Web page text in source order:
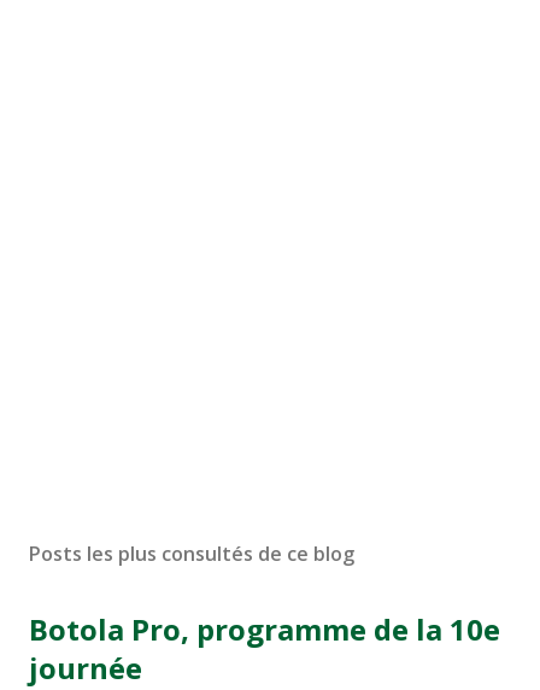
Posts les plus consultés de ce blog
Botola Pro, programme de la 10e
journée